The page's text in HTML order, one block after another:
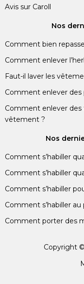
Avis sur Caroll
Nos
Comment bien
Comment enlever
Faut-il laver les
Comment enlever
Comment enlever des
vêtement ?
Nos
Comment s’habiller
Comment s’habiller
Comment s’habiller
Comment s’habiller
Comment porter des
Copyright